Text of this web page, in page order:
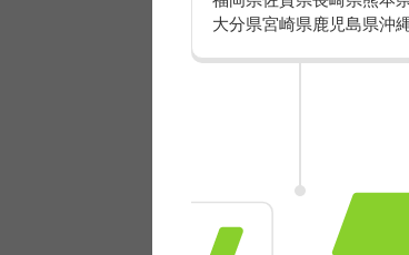
大分県宮崎県鹿児島県沖